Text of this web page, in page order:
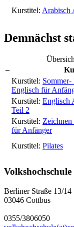
Kurstitel: Arabisch
Demnächst
–
Kurstitel:
Englisch für
Kurstitel: Englisch
Teil 2
Kurstitel:
für Anfänger
Kurstitel: Pilates
Berliner Straße 13/14
03046 Cottbus
0355/3806050